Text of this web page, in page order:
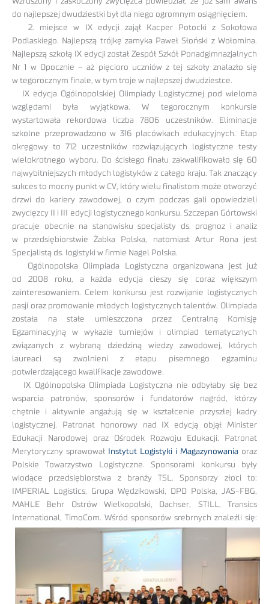
do najlepszej dwudziestki był dla niego ogromnym osiągnięciem.
2. miejsce w IX edycji zajął Kacper Potocki z Sokołowa
Podlaskiego. Najlepszą trójkę zamyka Paweł Słoński z Wołomina.
Najlepszą szkołą IX edycji został Zespół Szkół Ponadgimnazjalnych
Nr 1 w Opocznie – aż pięcioro uczniów z tej szkoły znalazło się
w tegorocznym finale, w tym troje w najlepszej dwudziestce.
IX edycja Ogólnopolskiej Olimpiady Logistycznej pod wieloma
względami była wyjątkowa. W tegorocznym konkursie
wystartowała rekordowa liczba 7806 uczestników. Eliminacje
szkolne przeprowadzono w 316 placówkach edukacyjnych. Etap
okręgowy to 712 uczestników rozwiązujących logistyczne testy
wielokrotnego wyboru. Do ścisłego finału zakwalifikowało się 60
najwybitniejszych młodych logistyków z całego kraju. Tak znaczący
sukces to mocny punkt w CV, który wielu finalistom może otworzyć
drzwi do kariery zawodowej, o czym podczas gali opowiedzieli
zwycięzcy II i III edycji logistycznego konkursu. Szczepan Górtowski
pracuje obecnie na stanowisku specjalisty ds. prognoz i analiz
w przedsiębiorstwie Żabka Polska, natomiast Artur Rona jest
Specjalistą ds. logistyki w firmie Nagel Polska.
Ogólnopolska Olimpiada Logistyczna organizowana jest już
od 2008 roku, a każda edycja cieszy się coraz większym
zainteresowaniem. Celem konkursu jest rozwijanie logistycznych
pasji oraz promowanie młodych logistycznych talentów. Olimpiada
została na stałe umieszczona przez Centralną Komisję
Egzaminacyjną w wykazie turniejów i olimpiad tematycznych
związanych z wybraną dziedziną wiedzy zawodowej, których
laureaci są zwolnieni z etapu pisemnego egzaminu
potwierdzającego kwalifikacje zawodowe.
IX Ogólnopolska Olimpiada Logistyczna nie odbyłaby się bez
wsparcia patronów, sponsorów i fundatorów nagród, którzy
chętnie i aktywnie angażują się w kształcenie przyszłej kadry
logistycznej. Patronat honorowy nad IX edycją objął Minister
Edukacji Narodowej oraz Ośrodek Rozwoju Edukacji. Patronat
Merytoryczny sprawował
Instytut Logistyki i Magazynowania oraz
Polskie Towarzystwo Logistyczne. Sponsorami konkursu były
wiodące przedsiębiorstwa z branży TSL. Sponsorzy złoci to:
IMPERIAL Logistics, Grupa Wędzikowski, DPD Polska, JAS-FBG,
MAHLE Behr Ostrów Wielkopolski, Dachser, STILL, Transics
International, TimoCom. Wśród sponsorów srebrnych znaleźli się: